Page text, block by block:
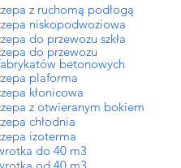
z ruchomą podłogą
niskopodwoziowa
do przewozu szkła
do przewozu
betonowych
plaforma
kłonicowa
z otwieranym bokiem
chłodnia
izoterma
do 40 m3
od 40 m3